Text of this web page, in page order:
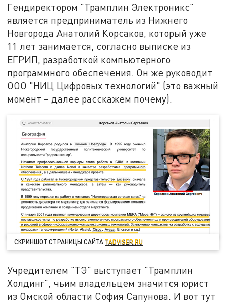
Гендиректором "Трамплин Электроникс"
является предприниматель из Нижнего
Новгорода Анатолий Корсаков, который уже
11 лет занимается, согласно выписке из
ЕГРИП, разработкой компьютерного
программного обеспечения. Он же руководит
ООО "НИЦ Цифровых технологий" (это важный
момент – далее расскажем почему).
СКРИНШОТ СТРАНИЦЫ САЙТА TADVISER.RU
Учредителем "ТЭ" выступает "Трамплин
Холдинг", чьим владельцем значится юрист
из Омской области София Сапунова. И вот тут